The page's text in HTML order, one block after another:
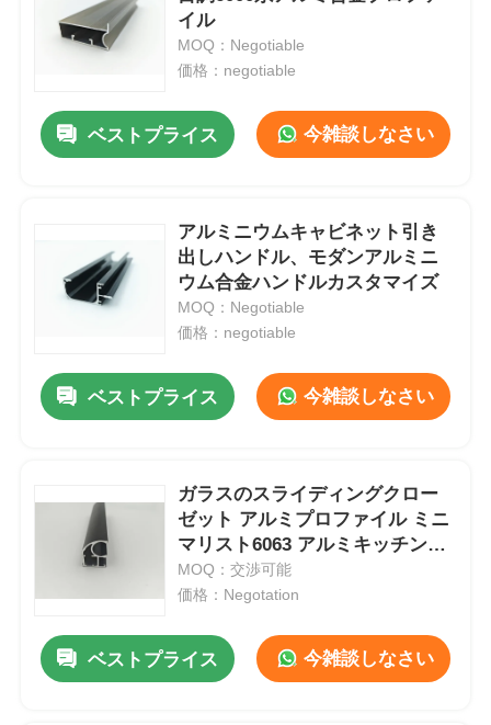
家
イル
MOQ：Negotiable
価格：negotiable
ベストプライス 今雑談しなさい
アルミニウムキャビネット引き
出しハンドル、モダンアルミニ
ウム合金ハンドルカスタマイズ
MOQ：Negotiable
価格：negotiable
ベストプライス 今雑談しなさい
ガラスのスライディングクロー
ゼット アルミプロファイル ミニ
マリスト6063 アルミキッチンキ
ャビネット プロファイル
MOQ：交渉可能
価格：Negotation
ベストプライス 今雑談しなさい